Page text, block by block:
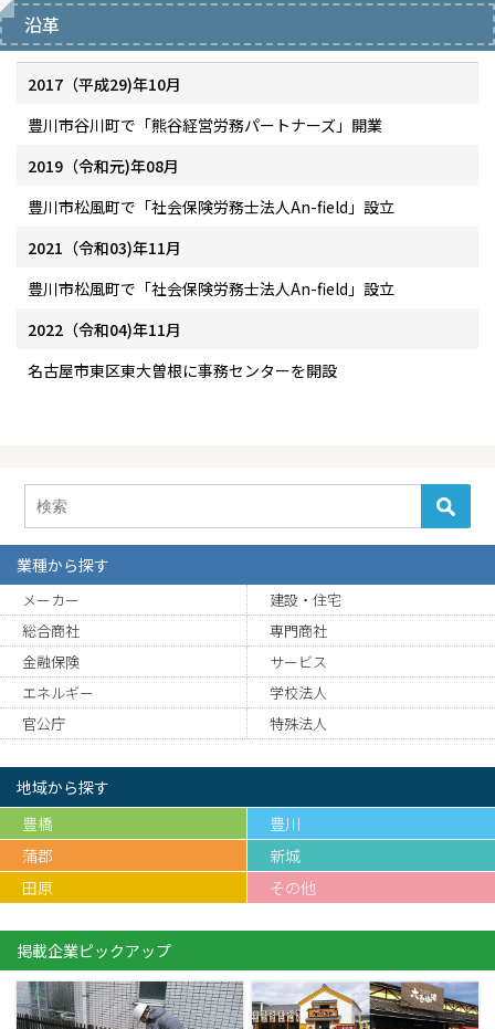
沿革
2017（平成29)年10月
豊川市谷川町で「熊谷経営労務パートナーズ」開業
2019（令和元)年08月
豊川市松風町で「社会保険労務士法人An-field」設立
2021（令和03)年11月
豊川市松風町で「社会保険労務士法人An-field」設立
2022（令和04)年11月
名古屋市東区東大曽根に事務センターを開設
業種から探す
メーカー
建設・住宅
総合商社
専門商社
金融保険
サービス
エネルギー
学校法人
官公庁
特殊法人
地域から探す
豊橋
豊川
蒲郡
新城
田原
その他
掲載企業ピックアップ